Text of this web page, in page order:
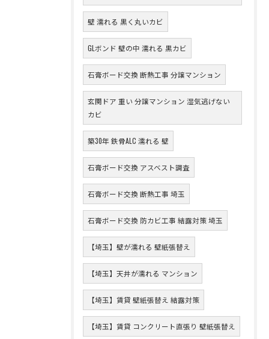
壁 濡れる 黒く丸いカビ
GLボンド 壁の中 濡れる 黒カビ
石膏ボード交換 断熱工事 分譲マンション
玄関ドア 重い 分譲マンション 湿気逃げない
カビ
築30年 鉄骨ALC 濡れる 壁
石膏ボード交換 アスベスト調査
石膏ボード交換 断熱工事 埼玉
石膏ボード交換 防カビ工事 結露対策 埼玉
【埼玉】壁が濡れる 壁紙張替え
【埼玉】天井が濡れる マンション
【埼玉】賃貸 壁紙張替え 結露対策
【埼玉】賃貸 コンクリート直張り 壁紙張替え